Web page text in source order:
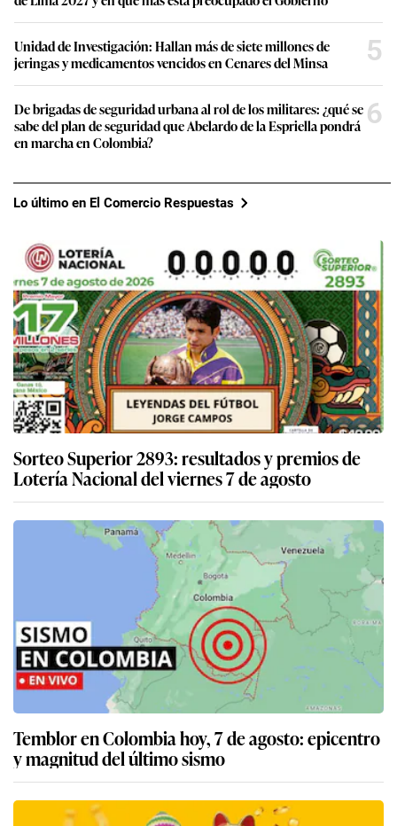
Unidad de Investigación: Hallan más de siete millones de
jeringas y medicamentos vencidos en Cenares del Minsa
5
De brigadas de seguridad urbana al rol de los militares: ¿qué se
sabe del plan de seguridad que Abelardo de la Espriella pondrá
en marcha en Colombia?
6
Lo último en El Comercio Respuestas
Sorteo Superior 2893: resultados y premios de
Lotería Nacional del viernes 7 de agosto
Temblor en Colombia hoy, 7 de agosto: epicentro
y magnitud del último sismo